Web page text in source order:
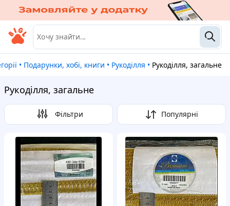
• Подарунки, хобі, книги • Рукоділля • Рукоділля, загальне
Рукоділля, загальне
Фільтри Популярні